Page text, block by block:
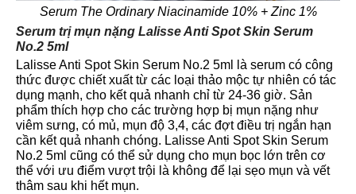
Serum The Ordinary Niacinamide 10% + Zinc 1%
Serum trị mụn nặng Lalisse Anti Spot Skin Serum
No.2 5ml
Lalisse Anti Spot Skin Serum No.2 5ml là serum có công
thức được chiết xuất từ các loại thảo mộc tự nhiên có tác
dụng mạnh, cho kết quả nhanh chỉ từ 24-36 giờ. Sản
phẩm thích hợp cho các trường hợp bị mụn nặng như
viêm sưng, có mủ, mụn độ 3,4, các đợt điều trị ngắn hạn
cần kết quả nhanh chóng. Lalisse Anti Spot Skin Serum
No.2 5ml cũng có thể sử dụng cho mụn bọc lớn trên cơ
thể với ưu điểm vượt trội là không để lại sẹo mụn và vết
thâm sau khi hết mụn.